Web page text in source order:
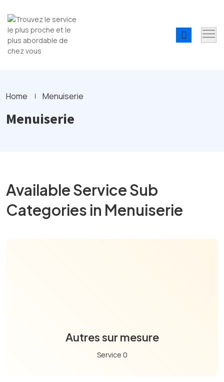
Home Menuiserie
Menuiserie
Available Service Sub
Categories in Menuiserie
Autres sur mesure
Service 0